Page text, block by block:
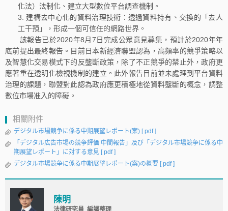
化法）法制化、建立大型數位平台調查機制。
建構去中心化的資料治理技術：透過資料持有、交換的「去人
工干預」，形成一個可信任的網路世界。
該報告已於2020年8月7日完成公眾意見募集，預計於2020年年
底前提出最終報告。目前日本新經濟聯盟認為，高頻率的競爭策略以
及智慧化交易模式下的反壟斷政策，除了不正競爭的禁止外，政府更
應著重在透明化檢視機制的建立。此外報告目前並未處理到平台資料
治理的課題，聯盟對此認為政府應更積極地從資料壟斷的概念，調整
數位市場准入的障礙。
相關附件
デジタル市場競争に係る中期展望レポート(案) [ pdf ]
「デジタル広告市場の競争評価 中間報告」及び「デジタル市場競争に係る中
期展望レポート」に対する意見 [ pdf ]
デジタル市場競争に係る中期展望レポート(案)の概要 [ pdf ]
陳明
法律研究員 編譯整理